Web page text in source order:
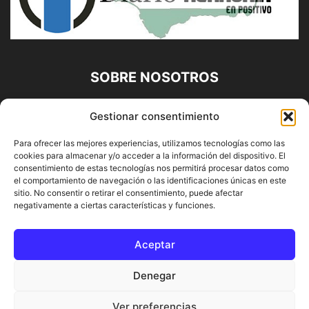
Gestionar consentimiento
Para ofrecer las mejores experiencias, utilizamos tecnologías como las
cookies para almacenar y/o acceder a la información del dispositivo. El
consentimiento de estas tecnologías nos permitirá procesar datos como
el comportamiento de navegación o las identificaciones únicas en este
sitio. No consentir o retirar el consentimiento, puede afectar
negativamente a ciertas características y funciones.
Aceptar
Denegar
Ver preferencias
SOBRE NOSOTROS
Diario Alhaurín (www.alhaurindelatorre.com) Propiedad de
Francisco E. López López | 639 95 71 95 | Noticias de
Alhaurín de la Torre, Málaga y Provincia|
Contáctanos:info@alhaurindelatorre.com
SÍGUENOS
© DIARIO ALHAURÍN | Diseñado por INFORMÁTICA ALHAURÍN